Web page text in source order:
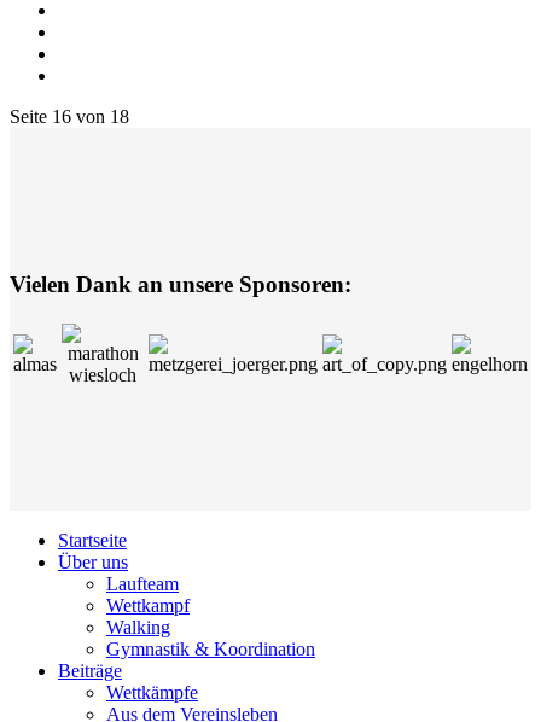
Seite 16 von 18
Vielen Dank an unsere Sponsoren:
Startseite
Über uns
Laufteam
Wettkampf
Walking
Gymnastik & Koordination
Beiträge
Wettkämpfe
Aus dem Vereinsleben